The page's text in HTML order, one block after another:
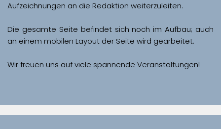
Aufzeichnungen an die Redaktion weiterzuleiten.
Die gesamte Seite befindet sich noch im Aufbau; auch
Wir freuen uns auf viele spannende Veranstaltungen!